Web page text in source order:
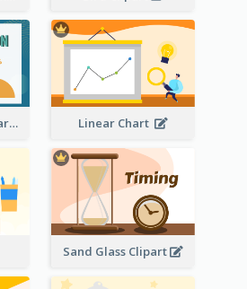
Semi-Circle Comparison Linear Chart
Sand Glass Clipart